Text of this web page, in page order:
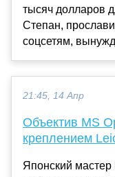
тысяч долларов
Степан,
соцсетям,
21:45, 14 Апр
Объектив MS
креплением
Японский